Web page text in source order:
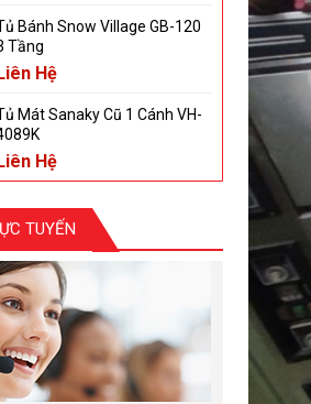
Bánh Snow Village GB-120
Tầng
Hệ
Mát Sanaky Cũ 1 Cánh VH-
Hệ
TUYẾN